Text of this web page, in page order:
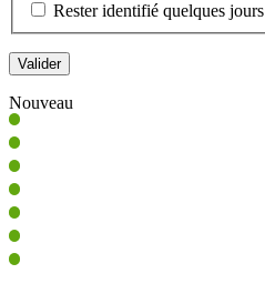
Rester identifié quelques jours
Nouveau